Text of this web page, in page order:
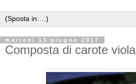
martedì 13 giugno 2017
Composta di carote viola